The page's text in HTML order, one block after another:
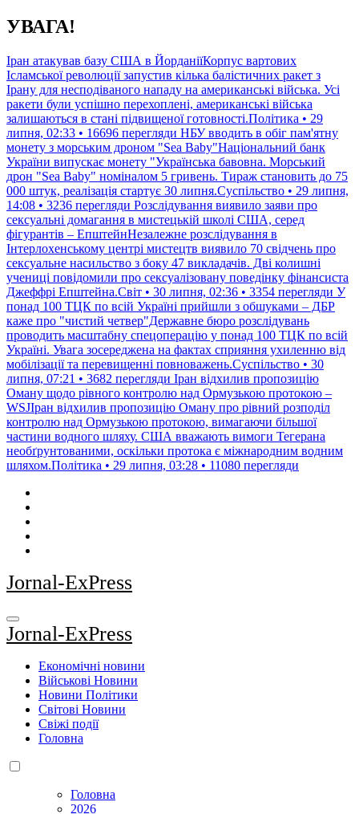
Перейти
до
УВАГА!
Іран атакував базу США в ЙорданіїКорпус вартових
Ісламської революції запустив кілька балістичних ракет з
Ірану для несподіваного нападу на американські війська. Усі
ракети були успішно перехоплені, американські війська
залишаються в стані підвищеної готовності.Політика • 29
липня, 02:33 • 16696 перегляди НБУ вводить в обіг пам'ятну
монету з морським дроном "Sea Baby"Національний банк
України випускає монету "Українська бавовна. Морський
дрон "Sea Baby" номіналом 5 гривень. Тираж становить до 75
000 штук, реалізація стартує 30 липня.Суспільство • 29 липня,
14:08 • 3236 перегляди Розслідування виявило заяви про
сексуальні домагання в мистецькій школі США, серед
фігурантів – ЕпштейнНезалежне розслідування в
Інтерлохенському центрі мистецтв виявило 70 свідчень про
сексуальне насильство з боку 47 викладачів. Дві колишні
учениці повідомили про сексуалізовану поведінку фінансиста
Джеффрі Епштейна.Світ • 30 липня, 02:36 • 3354 перегляди У
понад 100 ТЦК по всій Україні прийшли з обшуками – ДБР
каже про "чистий четвер"Державне бюро розслідувань
проводить масштабну спецоперацію у понад 100 ТЦК по всій
Україні. Увага зосереджена на фактах сприяння ухиленню від
мобілізації та перевищенні повноважень.Суспільство • 30
липня, 07:21 • 3682 перегляди Іран відхилив пропозицію
Оману щодо рівного контролю над Ормузькою протокою –
WSJІран відхилив пропозицію Оману про рівний розподіл
контролю над Ормузькою протокою, вимагаючи більшої
частини водного шляху. США вважають вимоги Тегерана
необґрунтованими, оскільки протока є міжнародним водним
шляхом.Політика • 29 липня, 03:28 • 11080 перегляди
Jornal-ExPress
Jornal-ExPress
Економічні новини
Військові Новини
Новини Політики
Світові Новини
Свіжі події
Головна
Головна
2026